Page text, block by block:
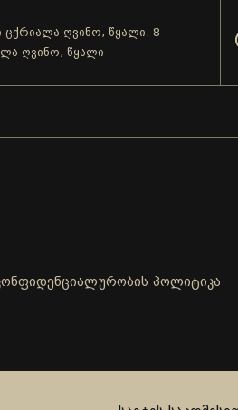
ცქრიალა ღვინო, წყალი. 8
ღვინო, წყალი
პოლიტიკა
ელ.ფოსტა: